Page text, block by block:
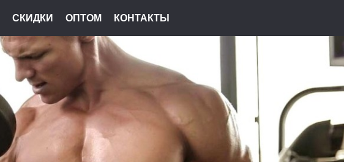
СКИДКИ ОПТОМ КОНТАКТЫ